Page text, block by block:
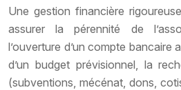
Une gestion financière
assurer la pérennité de
l’ouverture d’un compte bancaire
d’un budget prévisionnel, la
(subventions, mécénat, dons,